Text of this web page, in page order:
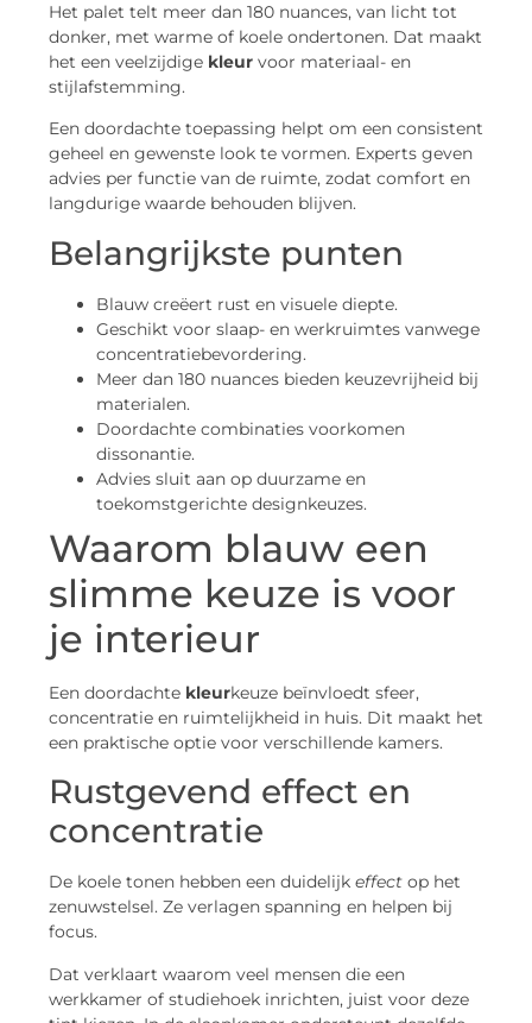
Het palet telt meer dan 180 nuances, van licht tot
donker, met warme of koele ondertonen. Dat maakt
het een veelzijdige kleur voor materiaal- en
stijlafstemming.
Een doordachte toepassing helpt om een consistent
geheel en gewenste look te vormen. Experts geven
advies per functie van de ruimte, zodat comfort en
langdurige waarde behouden blijven.
Belangrijkste punten
Blauw creëert rust en visuele diepte.
Geschikt voor slaap- en werkruimtes vanwege
concentratiebevordering.
Meer dan 180 nuances bieden keuzevrijheid bij
materialen.
Doordachte combinaties voorkomen
dissonantie.
Advies sluit aan op duurzame en
toekomstgerichte designkeuzes.
Waarom blauw een
slimme keuze is voor
je interieur
Een doordachte kleurkeuze beïnvloedt sfeer,
concentratie en ruimtelijkheid in huis. Dit maakt het
een praktische optie voor verschillende kamers.
Rustgevend effect en
concentratie
De koele tonen hebben een duidelijk effect op het
zenuwstelsel. Ze verlagen spanning en helpen bij
focus.
Dat verklaart waarom veel mensen die een
werkkamer of studiehoek inrichten, juist voor deze